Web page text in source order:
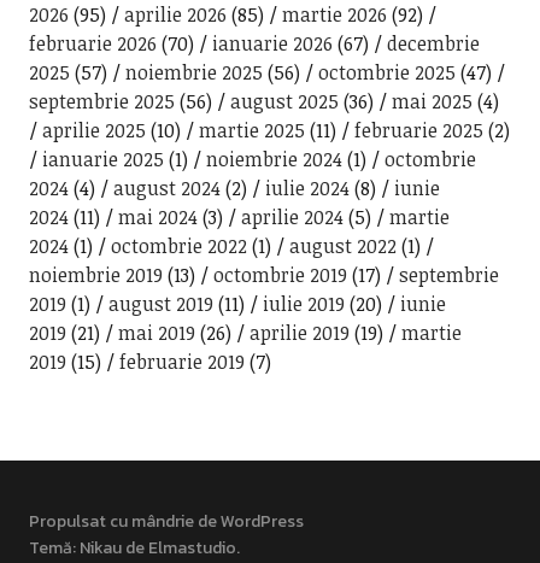
2026 (95) aprilie 2026 (85) martie 2026 (92)
februarie 2026 (70) ianuarie 2026 (67)
decembrie
2025 (57) noiembrie 2025 (56) octombrie 2025 (47)
septembrie 2025 (56) august 2025 (36) mai 2025 (4)
aprilie 2025 (10) martie 2025 (11) februarie 2025 (2)
ianuarie 2025 (1) noiembrie 2024(1)
octombrie
2024(4) august 2024(2) iulie 2024(8)
iunie
2024(11) mai 2024(3) aprilie 2024(5)
martie
2024(1) octombrie 2022(1) august 2022(1)
noiembrie 2019 (13) octombrie 2019 (17)
septembrie
2019 (1) august 2019 (11) iulie 2019 (20)
iunie
2019 (21) mai 2019 (26) aprilie 2019 (19)
martie
2019 (15) februarie 2019 (7)
Propulsat cu mândrie de WordPress
Temă: Nikau deElmastudio.